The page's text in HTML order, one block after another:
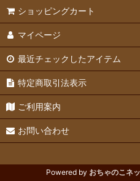
ステップ＆ロフト
ショッピングカート
マイページ
最近チェックしたアイテム
特定商取引法表示
ご利用案内
お問い合わせ
Powered by おちゃのこネ